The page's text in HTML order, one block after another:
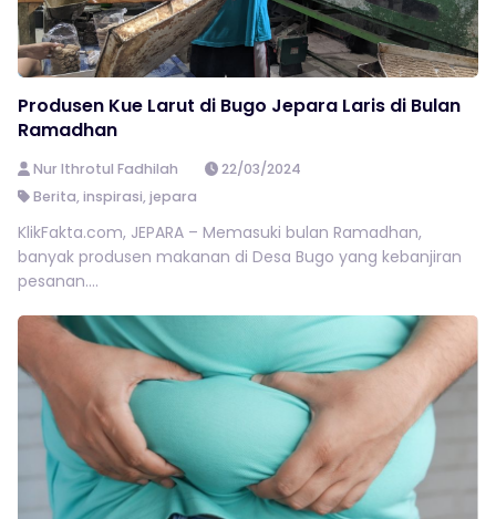
Produsen Kue Larut di Bugo Jepara Laris di Bulan
Ramadhan
Nur Ithrotul Fadhilah
22/03/2024
Berita, inspirasi, jepara
KlikFakta.com, JEPARA – Memasuki bulan Ramadhan,
banyak produsen makanan di Desa Bugo yang kebanjiran
pesanan....